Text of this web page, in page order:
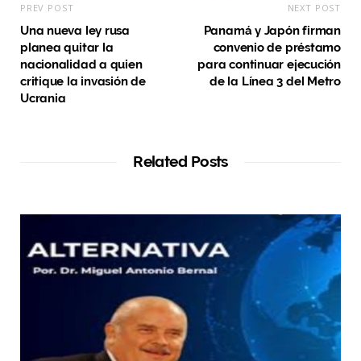
PREV POST
Una nueva ley rusa
planea quitar la
nacionalidad a quien
critique la invasión de
Ucrania
NEXT POST
Panamá y Japón firman
convenio de préstamo
para continuar ejecución
de la Línea 3 del Metro
Related Posts